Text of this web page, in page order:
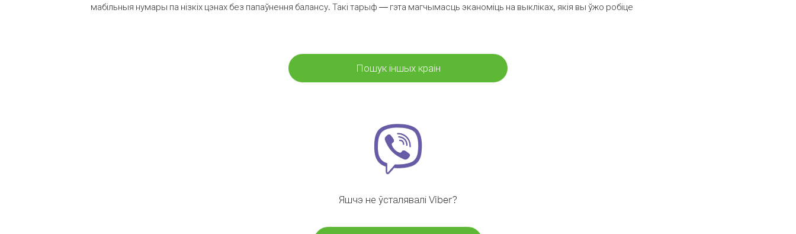
мабільныя нумары па нізкіх цэнах без папаўнення балансу. Такі тарыф — гэта магчымасць эканоміць на выкліках, якія вы ўжо робіце
Пошук іншых краін
Яшчэ не ўсталявалі Viber?